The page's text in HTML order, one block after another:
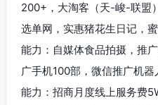
200+，大淘客（天-峻-联盟
选单网，实惠猪花生日记，
能力：自媒体食品拍摄，推
广手机100部，微信推广机
能力：招商月度线上服务费